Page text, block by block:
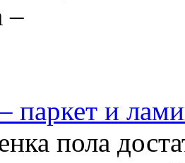
паркет и
пола